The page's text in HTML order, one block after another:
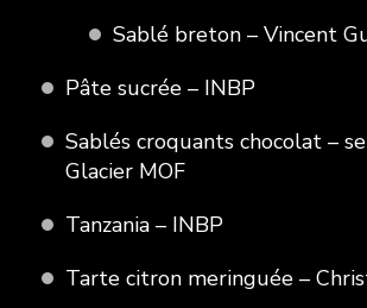
Sablé breton – Vincent
Pâte sucrée – INBP
Sablés croquants chocolat –
Glacier MOF
Tanzania – INBP
Tarte citron meringuée –